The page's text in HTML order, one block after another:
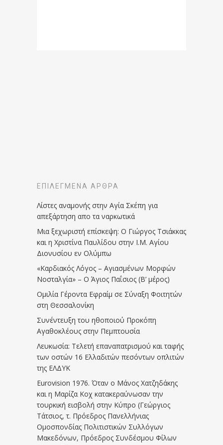
ΕΠΙΛΕΓΜΈΝΑ ΆΡΘΡΑ
Λίστες αναμονής στην Αγία Σκέπη για
απεξάρτηση απο τα ναρκωτικά
Μια ξεχωριστή επίσκεψη: Ο Γιώργος Τσιάκκας
και η Χριστίνα Παυλίδου στην Ι.Μ. Αγίου
Διονυσίου εν Ολύμπω
«Καρδιακός Λόγος – Αγιασμένων Μορφών
Νοσταλγία» – Ο Άγιος Παΐσιος (Β’ μέρος)
Ομιλία Γέροντα Εφραίμ σε Σύναξη Φοιτητών
στη Θεσσαλονίκη
Συνέντευξη του ηθοποιού Προκόπη
Αγαθοκλέους στην Πεμπτουσία
Λευκωσία: Τελετή επαναπατρισμού και ταφής
των οστών 16 Ελλαδιτών πεσόντων οπλιτών
της ΕΛΔΥΚ
Eurovision 1976. Όταν ο Μάνος Χατζηδάκης
και η Μαρίζα Κοχ κατακεραύνωσαν την
τουρκική εισβολή στην Κύπρο (Γεώργιος
Τάτσιος, τ. Πρόεδρος Πανελλήνιας
Ομοσπονδίας Πολιτιστικών Συλλόγων
Μακεδόνων, Πρόεδρος Συνδέσμου Φίλων